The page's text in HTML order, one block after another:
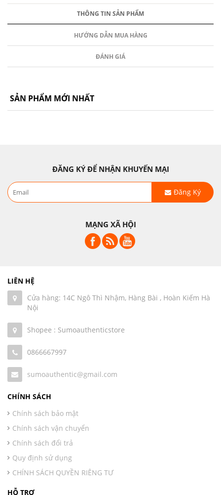
THÔNG TIN SẢN PHẨM
HƯỚNG DẪN MUA HÀNG
ĐÁNH GIÁ
SẢN PHẨM MỚI NHẤT
ĐĂNG KÝ ĐỂ NHẬN KHUYẾN MẠI
Đăng Ký
MẠNG XÃ HỘI
LIÊN HỆ
Cửa hàng: 14C Ngô Thì Nhậm, Hàng Bài , Hoàn Kiếm Hà
Nội
Shopee : Sumoauthenticstore
0866667997
sumoauthentic@gmail.com
CHÍNH SÁCH
Chính sách bảo mật
Chính sách vận chuyển
Chính sách đổi trả
Quy định sử dụng
CHÍNH SÁCH QUYỀN RIÊNG TƯ
HỖ TRỢ